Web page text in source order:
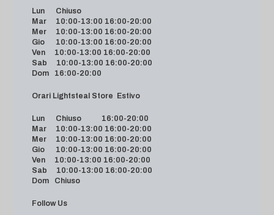
Lun Chiuso
Mar 10:00-13:00 16:00-20:00
Mer 10:00-13:00 16:00-20:00
Gio 10:00-13:00 16:00-20:00
Ven 10:00-13:00 16:00-20:00
Sab 10:00-13:00 16:00-20:00
Dom 16:00-20:00
Orari Lightsteal Store Estivo
Lun Chiuso 16:00-20:00
Mar 10:00-13:00 16:00-20:00
Mer 10:00-13:00 16:00-20:00
Gio 10:00-13:00 16:00-20:00
Ven 10:00-13:00 16:00-20:00
Sab 10:00-13:00 16:00-20:00
Dom Chiuso
Follow Us